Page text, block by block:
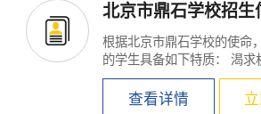
北京市鼎石学校招生
根据北京市鼎石学校的使命
的学生具备如下特质： 渴求
维开阔，充满创...
查看详情